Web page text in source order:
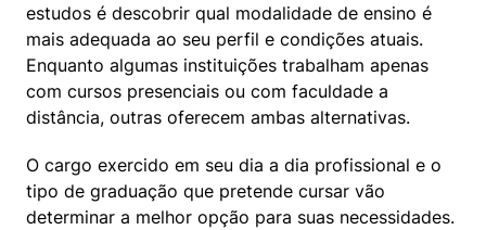
estudos é descobrir qual modalidade de ensino é
mais adequada ao seu perfil e condições atuais.
Enquanto algumas instituições trabalham apenas
com cursos presenciais ou com faculdade a
distância, outras oferecem ambas alternativas.
O cargo exercido em seu dia a dia profissional e o
tipo de graduação que pretende cursar vão
determinar a melhor opção para suas necessidades.